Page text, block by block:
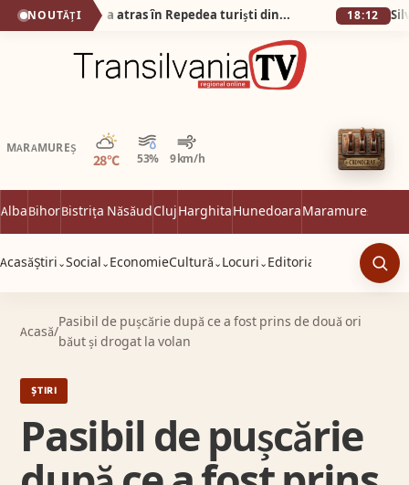
NOUTĂȚI Poiana cu Narcise a atras în Repedea turiști din țară și din străinătate 18:12
MARAMUREȘ
28°C 53% 9 km/h
Parțial noros
AlbaBihorBistrița NăsăudClujHarghitaHunedoaraMaramureș
AcasăȘtiri ⌄Social ⌄ EconomieCultură ⌄ Locuri ⌄ Editorial
Acasă/
Pasibil de pușcărie după ce a fost prins de două ori
băut și drogat la volan
ȘTIRI
Pasibil de pușcărie